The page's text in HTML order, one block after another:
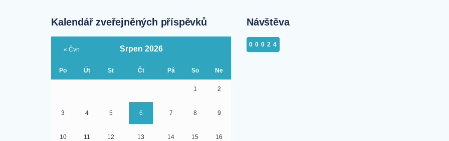
Kalendář zveřejněných příspěvků
Srpen 2026
Po Út St Čt Pá So Ne
1 2
3 4 5 6 7 8 9
10 11 12 13 14 15 16
« Čvn
Návštěva
00024